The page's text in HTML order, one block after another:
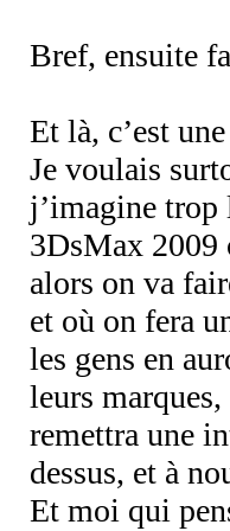
Bref, ensuite
Et là, c’est
Je voulais
j’imagine trop
3DsMax 2009
alors on va
et où on fera
les gens en
leurs
remettra une
dessus, et à
Et moi qui